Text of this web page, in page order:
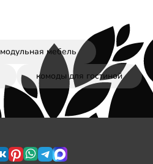
модульная мебель
комоды для гостиной